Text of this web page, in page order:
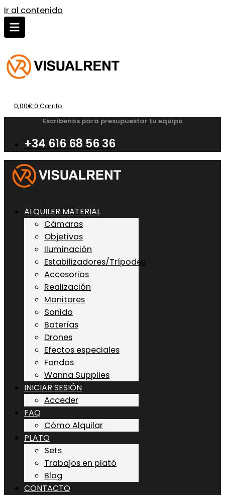
Ir al contenido
0,00€0 Carrito
Escribenos para presupuestar tu equipo
+34 616 68 56 36
ALQUILER MATERIAL
Cámaras
Objetivos
Iluminación
Estabilizadores/Trípodes
Accesorios
Realización
Monitores
Sonido
Baterías
Drones
Efectos especiales
Fondos
Wanna Supplies
INICIAR SESIÓN
Acceder
FAQ
Cómo Alquilar
PLATO
Sets
Trabajos en plató
Blog
CONTACTO